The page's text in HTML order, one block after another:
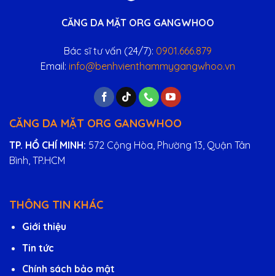
CĂNG DA MẶT ORG GANGWHOO
Bác sĩ tư vấn (24/7): 0901.666.879
Email: info@benhvienthammygangwhoo.vn
CĂNG DA MẶT ORG GANGWHOO
TP. HỒ CHÍ MINH: 572 Cộng Hòa, Phường 13, Quận Tân
Bình, TP.HCM
THÔNG TIN KHÁC
Giới thiệu
Tin tức
Chính sách bảo mật